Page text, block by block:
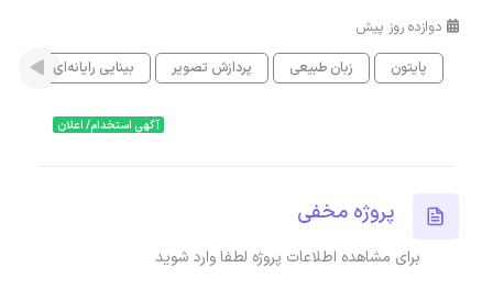
دوازده روز پیش
پایتون
زبان طبیعی پردازش تصویر بینایی رایانه‌ای
آگهی استخدام/ اعلان
پروژه مخفی
برای مشاهده اطلاعات پروژه لطفا وارد شوید